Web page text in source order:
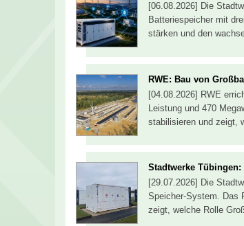
[06.08.2026] Die
Batteriespeicher mit
stärken und den
RWE: Bau von
[04.08.2026] RWE
Leistung und 470
stabilisieren und zeigt,
Stadtwerke
[29.07.2026] Die
Speicher-System. Das
zeigt, welche Rolle